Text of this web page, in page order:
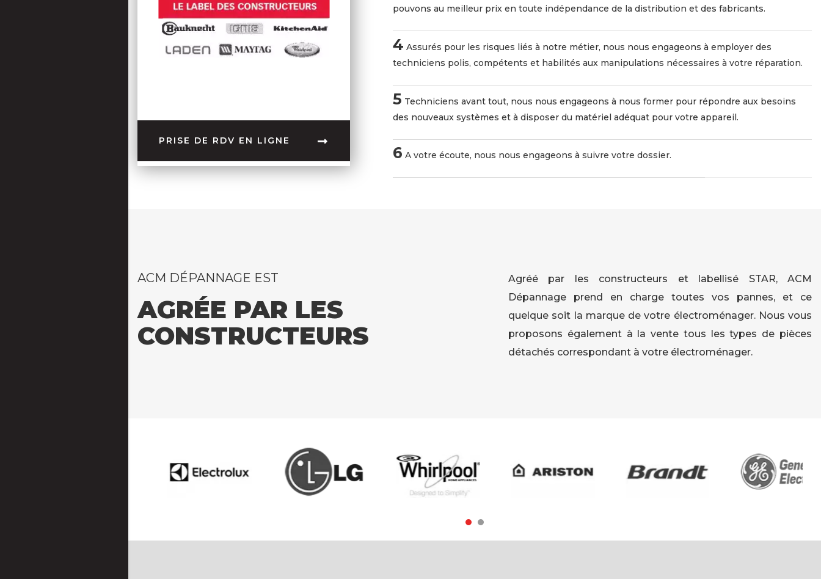
PRISE DE RDV EN LIGNE
pouvons au meilleur prix en toute indépendance de la distribution et des fabricants.
4 Assurés pour les risques liés à notre métier, nous nous engageons à employer des
techniciens polis, compétents et habilités aux manipulations nécessaires à votre réparation.
5 Techniciens avant tout, nous nous engageons à nous former pour répondre aux besoins
des nouveaux systèmes et à disposer du matériel adéquat pour votre appareil.
6 A votre écoute, nous nous engageons à suivre votre dossier.
ACM DÉPANNAGE EST
AGRÉE PAR LES
CONSTRUCTEURS
Agréé par les constructeurs et labellisé STAR, ACM
Dépannage prend en charge toutes vos pannes, et ce
quelque soit la marque de votre électroménager. Nous vous
proposons également à la vente tous les types de pièces
détachés correspondant à votre électroménager.